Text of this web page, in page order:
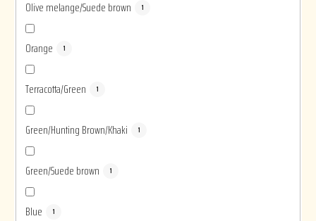
Olive melange/Suede brown 1
Orange 1
Terracotta/Green 1
Green/Hunting Brown/Khaki 1
Green/Suede brown 1
Blue 1